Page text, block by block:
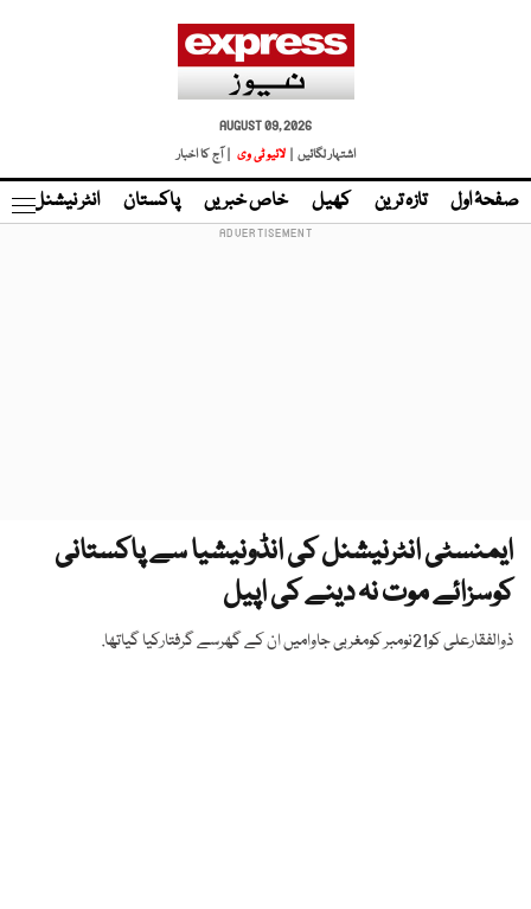
AUGUST 09, 2026
اشتہار لگائیں |
لائیو ٹی وی | آج کا اخبار
صفحۂ اول تازہ ترین کھیل خاص خبریں پاکستان انٹر نیشنل
ایمنسٹی انٹرنیشنل کی انڈونیشیا سے پاکستانی
کوسزائے موت نہ دینے کی اپیل
ذوالفقارعلی کو21نومبر کومغربی جاوامیں ان کے گھرسے گرفتارکیا گیاتھا.